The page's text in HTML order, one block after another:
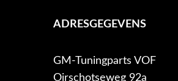
ADRESGEGEVENS
GM-Tuningparts VOF
Oirschotseweg 92a